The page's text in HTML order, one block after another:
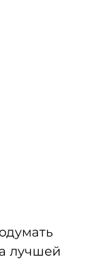
лучшей